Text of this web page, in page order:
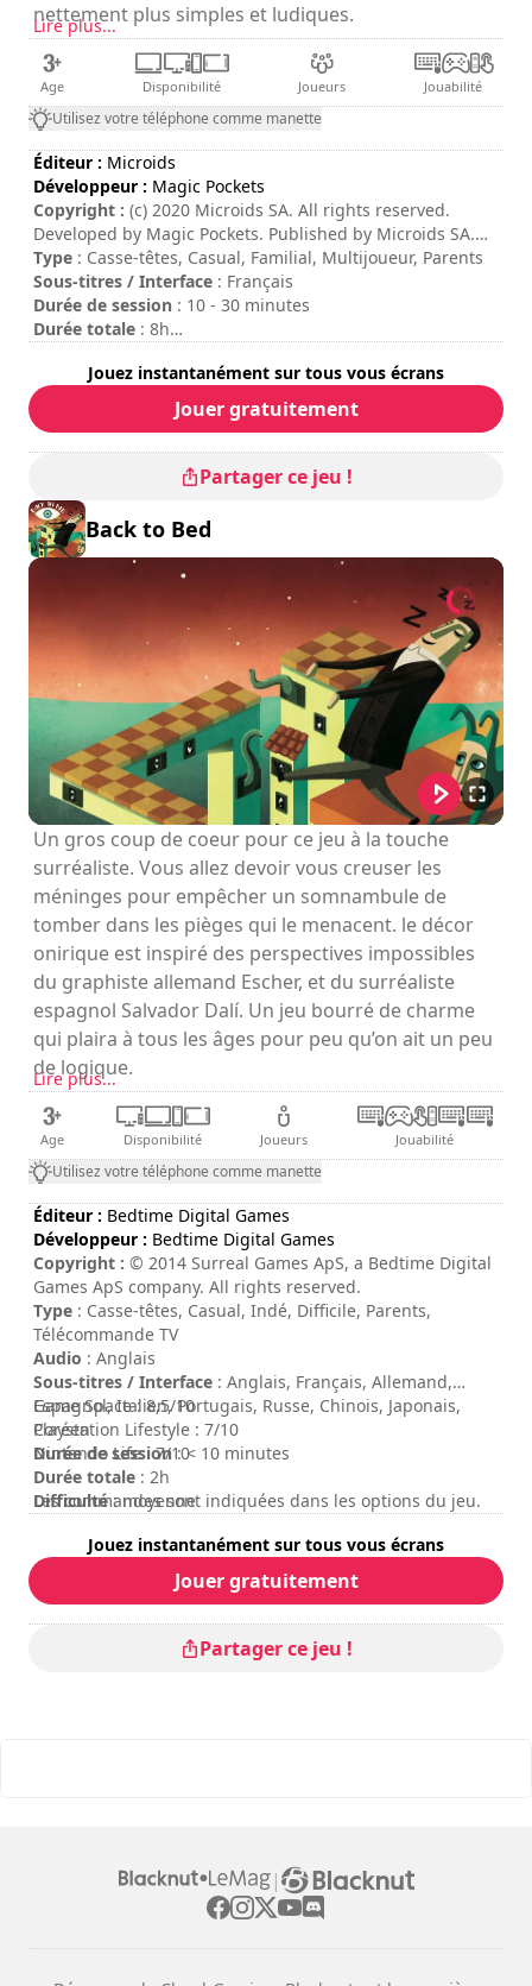
nettement plus simples et ludiques.
Lire plus...
Age Disponibilité Joueurs Jouabilité
Utilisez votre téléphone comme manette
Éditeur : Microids
Développeur : Magic Pockets
Copyright : (c) 2020 Microids SA. All rights reserved.
Developed by Magic Pockets. Published by Microids SA.
All rights reserved. © 1974 Rubik’s® Used under license
Rubik’s Brand Ltd. All rights reserved.
Type : Casse-têtes, Casual, Familial, Multijoueur, Parents
Sous-titres / Interface : Français
Durée de session : 10 - 30 minutes
Durée totale : 8h
Mode multijoueur: Local, Compétition, 2 à 4 Joueurs
Jouez instantanément sur tous vous écrans
Jouer gratuitement
Partager ce jeu !
Back to Bed
Un gros coup de coeur pour ce jeu à la touche
surréaliste. Vous allez devoir vous creuser les
méninges pour empêcher un somnambule de
tomber dans les pièges qui le menacent. le décor
onirique est inspiré des perspectives impossibles
du graphiste allemand Escher, et du surréaliste
espagnol Salvador Dalí. Un jeu bourré de charme
qui plaira à tous les âges pour peu qu’on ait un peu
de logique.
Lire plus...
Age Disponibilité Joueurs Jouabilité
Utilisez votre téléphone comme manette
Éditeur : Bedtime Digital Games
Développeur : Bedtime Digital Games
Copyright : © 2014 Surreal Games ApS, a Bedtime Digital
Games ApS company. All rights reserved.
Type : Casse-têtes, Casual, Indé, Difficile, Parents,
Télécommande TV
Audio : Anglais
Sous-titres / Interface : Anglais, Français, Allemand,
Espagnol, Italien, Portugais, Russe, Chinois, Japonais,
Coréen
Durée de session: < 10 minutes
Durée totale : 2h
Difficulté: moyenne
Game Space : 8,5/10
Playstation Lifestyle : 7/10
Nintendo Life : 7/10
Les commandes sont indiquées dans les options du jeu.
Jouez instantanément sur tous vous écrans
Jouer gratuitement
Partager ce jeu !
|